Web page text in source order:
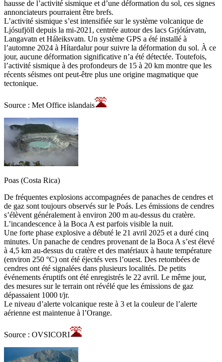
hausse de l’activité sismique et d’une déformation du sol, ces signes
annonciateurs pourraient être brefs.
L’activité sismique s’est intensifiée sur le système volcanique de
Ljósufjöll depuis la mi-2021, centrée autour des lacs Grjótárvatn,
Langavatn et Háleiksvatn. Un système GPS a été installé à
l’automne 2024 à Hítardalur pour suivre la déformation du sol. À ce
jour, aucune déformation significative n’a été détectée. Toutefois,
l’activité sismique à des profondeurs de 15 à 20 km montre que les
récents séismes ont peut-être plus une origine magmatique que
tectonique.
Source : Met Office islandais
Poas (Costa Rica)
De fréquentes explosions accompagnées de panaches de cendres et
de gaz sont toujours observés sur le Poás. Les émissions de cendres
s’élèvent généralement à environ 200 m au-dessus du cratère.
L’incandescence à la Boca A est parfois visible la nuit.
Une forte phase explosive a débuté le 21 avril 2025 et a duré cinq
minutes. Un panache de cendres provenant de la Boca A s’est élevé
à 4,5 km au-dessus du cratère et des matériaux à haute température
(environ 250 °C) ont été éjectés vers l’ouest. Des retombées de
cendres ont été signalées dans plusieurs localités. De petits
événements éruptifs ont été enregistrés le 22 avril. Le même jour,
des mesures sur le terrain ont révélé que les émissions de gaz
dépassaient 1000 t/jr.
Le niveau d’alerte volcanique reste à 3 et la couleur de l’alerte
aérienne est maintenue à l’Orange.
Source : OVSICORI